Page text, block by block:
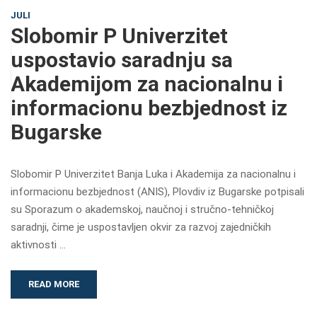
JULI
Slobomir P Univerzitet
uspostavio saradnju sa
Akademijom za nacionalnu i
informacionu bezbjednost iz
Bugarske
Slobomir P Univerzitet Banja Luka i Akademija za nacionalnu i
informacionu bezbjednost (ANIS), Plovdiv iz Bugarske potpisali
su Sporazum o akademskoj, naučnoj i stručno-tehničkoj
saradnji, čime je uspostavljen okvir za razvoj zajedničkih
aktivnosti …
READ MORE